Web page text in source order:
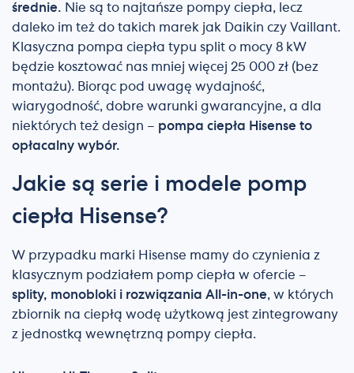
średnie. Nie są to najtańsze pompy ciepła, lecz
daleko im też do takich marek jak Daikin czy Vaillant.
Klasyczna pompa ciepła typu split o mocy 8 kW
będzie kosztować nas mniej więcej 25 000 zł (bez
montażu). Biorąc pod uwagę wydajność,
wiarygodność, dobre warunki gwarancyjne, a dla
niektórych też design – pompa ciepła Hisense to
opłacalny wybór.
Jakie są serie i modele pomp
ciepła Hisense?
W przypadku marki Hisense mamy do czynienia z
klasycznym podziałem pomp ciepła w ofercie –
splity, monobloki i rozwiązania All-in-one, w których
zbiornik na ciepłą wodę użytkową jest zintegrowany
z jednostką wewnętrzną pompy ciepła.